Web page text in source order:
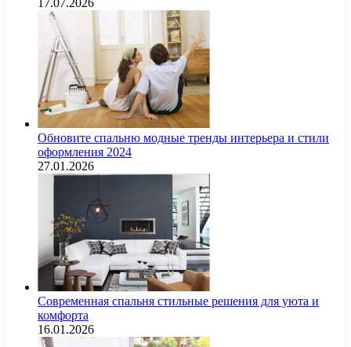
17.07.2026
Обновите спальню модные тренды интерьера и стили
оформления 2024
27.01.2026
Современная спальня стильные решения для уюта и
комфорта
16.01.2026